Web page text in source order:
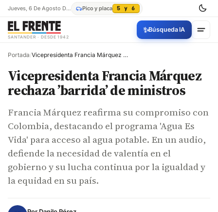
Jueves, 6 De Agosto De 2026 Pico y placa 5 y 6
SANTANDER · DESDE 1942
✨Búsqueda IA
Portada/ Vicepresidenta Francia Márquez rechaza ’barrida’ de ministros
Vicepresidenta Francia Márquez
rechaza ’barrida’ de ministros
Francia Márquez reafirma su compromiso con
Colombia, destacando el programa 'Agua Es
Vida' para acceso al agua potable. En un audio,
defiende la necesidad de valentía en el
gobierno y su lucha continua por la igualdad y
la equidad en su país.